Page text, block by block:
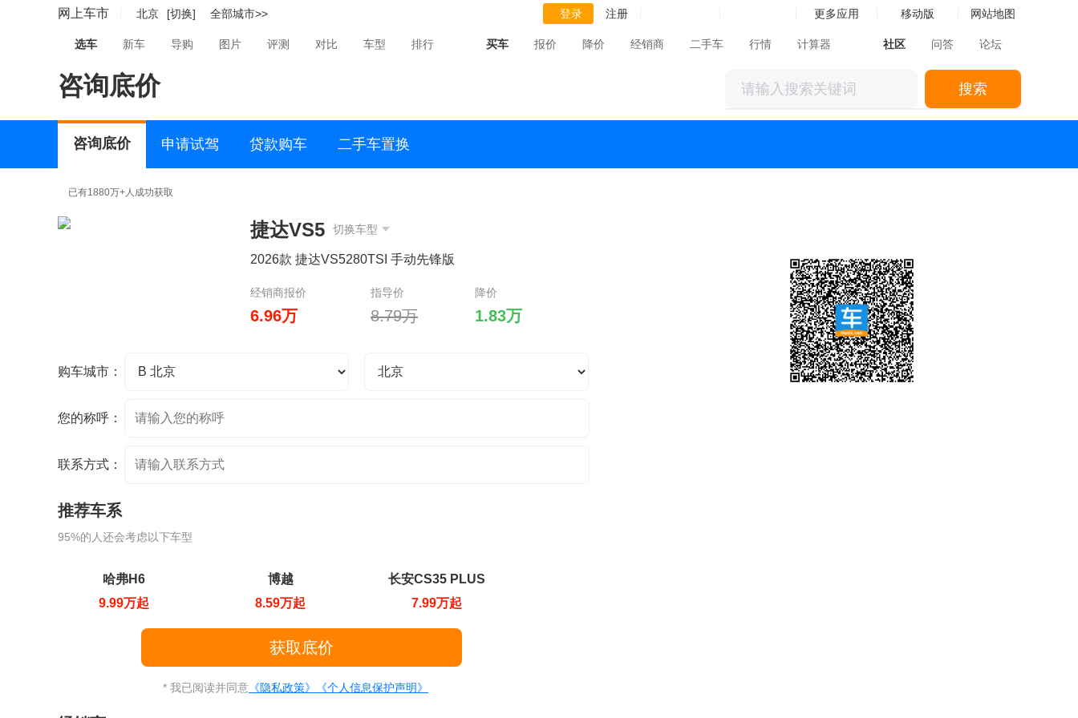
网上车市 北京 [切换] 全部城市>> 登录 注册 更多应用 移动版 网站地图
选车 新车 导购 图片 评测 对比 车型 排行 买车 报价 降价 经销商 二手车 行情 计算器 社区 问答 论坛
咨询底价 搜索
咨询底价 申请试驾 贷款购车 二手车置换
已有1880万+人成功获取
捷达VS5 切换车型
2026款 捷达VS5280TSI 手动先锋版
经销商报价 指导价 降价
6.96万 8.79万 1.83万
购车城市：
您的称呼：
联系方式：
推荐车系
95%的人还会考虑以下车型
哈弗H6
9.99万起
博越
8.59万起
长安CS35 PLUS
7.99万起
* 我已阅读并同意 《隐私政策》 《个人信息保护声明》